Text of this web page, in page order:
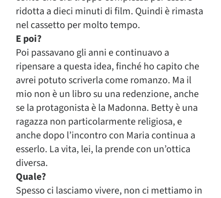
ridotta a dieci minuti di film. Quindi è rimasta
nel cassetto per molto tempo.
E poi?
Poi passavano gli anni e continuavo a
ripensare a questa idea, finché ho capito che
avrei potuto scriverla come romanzo. Ma il
mio non è un libro su una redenzione, anche
se la protagonista è la Madonna. Betty è una
ragazza non particolarmente religiosa, e
anche dopo l’incontro con Maria continua a
esserlo. La vita, lei, la prende con un’ottica
diversa.
Quale?
Spesso ci lasciamo vivere, non ci mettiamo in